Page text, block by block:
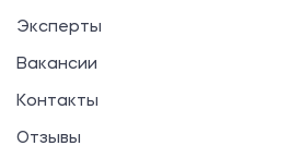
Эксперты
Вакансии
Контакты
Отзывы